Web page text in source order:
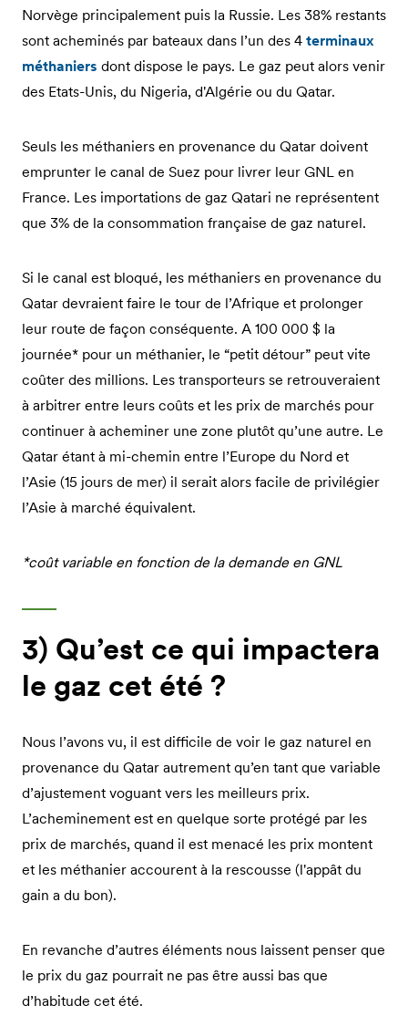
Norvège principalement puis la Russie. Les 38% restants
sont acheminés par bateaux dans l’un des 4 terminaux
méthaniers dont dispose le pays. Le gaz peut alors venir
des Etats-Unis, du Nigeria, d'Algérie ou du Qatar.
Seuls les méthaniers en provenance du Qatar doivent
emprunter le canal de Suez pour livrer leur GNL en
France. Les importations de gaz Qatari ne représentent
que 3% de la consommation française de gaz naturel.
Si le canal est bloqué, les méthaniers en provenance du
Qatar devraient faire le tour de l’Afrique et prolonger
leur route de façon conséquente. A 100 000 $ la
journée* pour un méthanier, le “petit détour” peut vite
coûter des millions. Les transporteurs se retrouveraient
à arbitrer entre leurs coûts et les prix de marchés pour
continuer à acheminer une zone plutôt qu’une autre. Le
Qatar étant à mi-chemin entre l’Europe du Nord et
l’Asie (15 jours de mer) il serait alors facile de privilégier
l’Asie à marché équivalent.
*coût variable en fonction de la demande en GNL
3) Qu’est ce qui impactera
le gaz cet été ?
Nous l’avons vu, il est difficile de voir le gaz naturel en
provenance du Qatar autrement qu’en tant que variable
d’ajustement voguant vers les meilleurs prix.
L’acheminement est en quelque sorte protégé par les
prix de marchés, quand il est menacé les prix montent
et les méthanier accourent à la rescousse (l'appât du
gain a du bon).
En revanche d’autres éléments nous laissent penser que
le prix du gaz pourrait ne pas être aussi bas que
d’habitude cet été.